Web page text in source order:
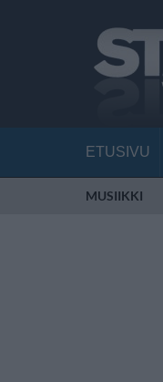
ETUSIVU
MUSIIKKI